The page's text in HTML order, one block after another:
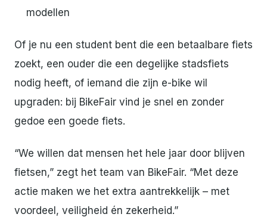
modellen
Of je nu een student bent die een betaalbare fiets
zoekt, een ouder die een degelijke stadsfiets
nodig heeft, of iemand die zijn e-bike wil
upgraden: bij BikeFair vind je snel en zonder
gedoe een goede fiets.
“We willen dat mensen het hele jaar door blijven
fietsen,” zegt het team van BikeFair. “Met deze
actie maken we het extra aantrekkelijk – met
voordeel, veiligheid én zekerheid.”